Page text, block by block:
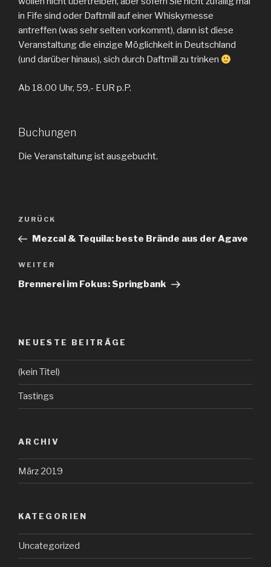
in Fife sind oder Daftmill auf einer Whiskymesse
antreffen (was sehr selten vorkommt), dann ist diese
Veranstaltung die einzige Möglichkeit in Deutschland
(und darüber hinaus), sich durch Daftmill zu trinken
Ab 18.00 Uhr, 59,- EUR p.P.
Buchungen
Die Veranstaltung ist ausgebucht.
Beitragsnavigation
Vorheriger
Beitrag
ZURÜCK
Mezcal & Tequila: beste Brände aus der Agave
Nächster
Beitrag
WEITER
Brennerei im Fokus: Springbank
NEUESTE BEITRÄGE
(kein Titel)
Tastings
ARCHIV
März 2019
KATEGORIEN
Uncategorized